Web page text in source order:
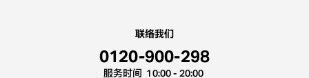
联络我们
0120-900-298
服务时间 10:00 - 20:00